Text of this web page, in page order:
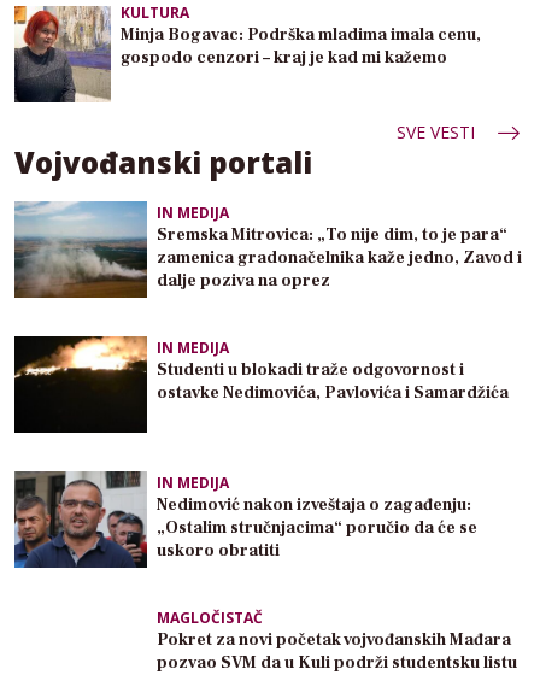
KULTURA
Minja Bogavac: Podrška mladima imala cenu,
gospodo cenzori – kraj je kad mi kažemo
SVE VESTI
Vojvođanski portali
IN MEDIJA
Sremska Mitrovica: „To nije dim, to je para“
zamenica gradonačelnika kaže jedno, Zavod i
dalje poziva na oprez
IN MEDIJA
Studenti u blokadi traže odgovornost i
ostavke Nedimovića, Pavlovića i Samardžića
IN MEDIJA
Nedimović nakon izveštaja o zagađenju:
„Ostalim stručnjacima“ poručio da će se
uskoro obratiti
MAGLOČISTAČ
Pokret za novi početak vojvođanskih Mađara
pozvao SVM da u Kuli podrži studentsku listu